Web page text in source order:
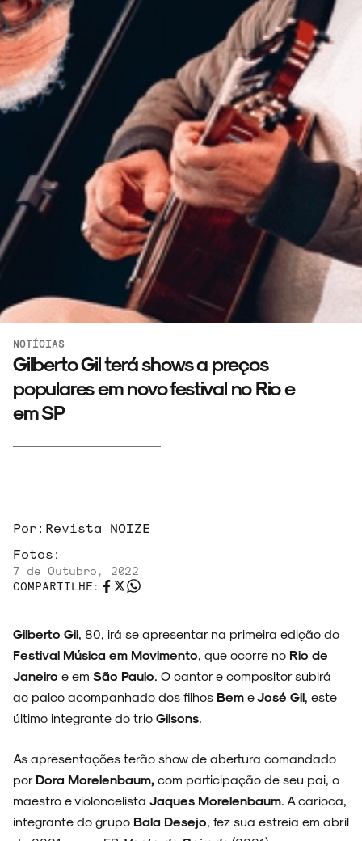
ENTREVISTAS
ESPECIAIS
FAIXA A FAIXA
NOTÍCIAS
Gilberto Gil terá shows a preços
populares em novo festival no Rio e
em SP
Por: Revista NOIZE
Fotos:
7 de Outubro, 2022
COMPARTILHE:
Gilberto Gil, 80, irá se apresentar na primeira edição do
Festival Música em Movimento, que ocorre no Rio de
Janeiro e em São Paulo. O cantor e compositor subirá
ao palco acompanhado dos filhos Bem eJosé Gil, este
último integrante do trio Gilsons.
As apresentações terão show de abertura comandado
por Dora Morelenbaum, com participação de seu pai, o
maestro e violoncelista Jaques Morelenbaum. A carioca,
integrante do grupo Bala Desejo, fez sua estreia em abril